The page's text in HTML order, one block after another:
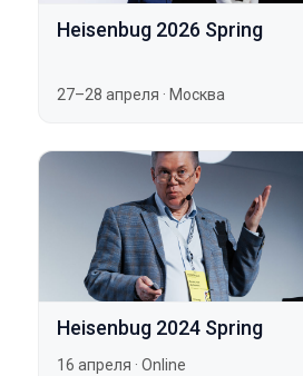
Heisenbug 2026 Spring
27–28 апреля · Москва
Heisenbug 2024 Spring
16 апреля · Online